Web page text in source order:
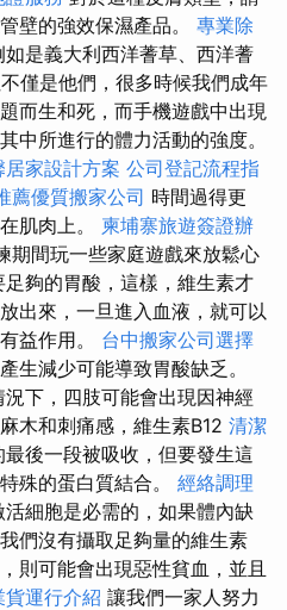
壁的強效保濕產品。 專業除
是義大利西洋蓍草、西洋蓍
僅是他們，很多時候我們成年
而生和死，而手機遊戲中出現
中所進行的體力活動的強度。
居家設計方案 公司登記流程指
薦優質搬家公司 時間過得更
肌肉上。 柬埔寨旅遊簽證辦
期間玩一些家庭遊戲來放鬆心
夠的胃酸，這樣，維生素才
出來，一旦進入血液，就可以
益作用。 台中搬家公司選擇
生減少可能導致胃酸缺乏。
況下，四肢可能會出現因神經
木和刺痛感，維生素B12 清潔
後一段被吸收，但要發生這
殊的蛋白質結合。 經絡調理
細胞是必需的，如果體內缺
們沒有攝取足夠量的維生素
則可能會出現惡性貧血，並且
貨運行介紹 讓我們一家人努力